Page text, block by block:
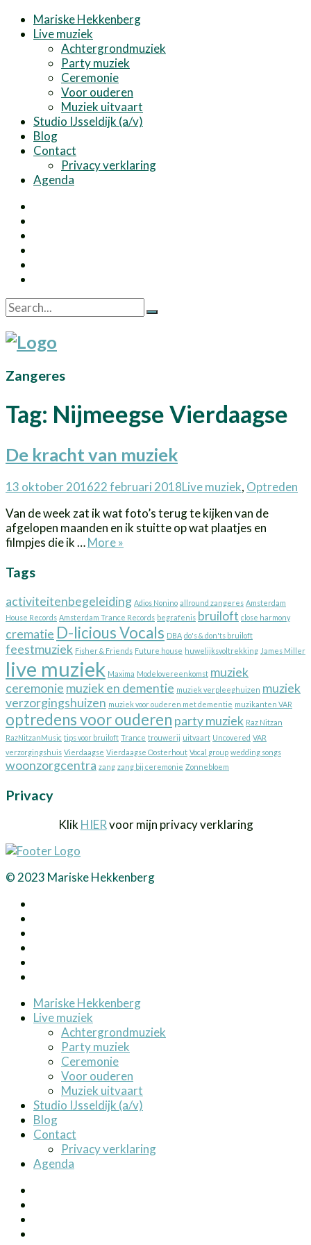
Mariske Hekkenberg
Live muziek
Achtergrondmuziek
Party muziek
Ceremonie
Voor ouderen
Muziek uitvaart
Studio IJsseldijk (a/v)
Blog
Contact
Privacy verklaring
Agenda
Zangeres
Tag: Nijmeegse Vierdaagse
De kracht van muziek
Posted
13 oktober 201622 februari 2018Categories
Live muziek, Optreden
Van de week zat ik wat foto’s terug te kijken van de
afgelopen maanden en ik stuitte op wat plaatjes en
filmpjes die ik …MoreDe
»
Tags
activiteitenbegeleiding Adios Nonino allround zangeres Amsterdam
House Records Amsterdam Trance Records begrafenis bruiloft close harmony
crematie D-licious Vocals DBA do's & don'ts bruiloft
feestmuziek Fisher & Friends Future house huwelijksvoltrekking James Miller
live muziek Maxima Modelovereenkomst muziek
ceremonie muziek en dementie muziek verpleeghuizen muziek
verzorgingshuizen muziek voor ouderen met dementie muzikanten VAR
optredens voor ouderen party muziek Raz Nitzan
RazNitzanMusic tips voor bruiloft Trance trouwerij uitvaart Uncovered VAR
verzorgingshuis Vierdaagse Vierdaagse Oosterhout Vocal group wedding songs
woonzorgcentra zang zang bij ceremonie Zonnebloem
Privacy
Klik HIERvoor mijn privacy verklaring
© 2023 Mariske Hekkenberg
Mariske Hekkenberg
Live muziek
Achtergrondmuziek
Party muziek
Ceremonie
Voor ouderen
Muziek uitvaart
Studio IJsseldijk (a/v)
Blog
Contact
Privacy verklaring
Agenda